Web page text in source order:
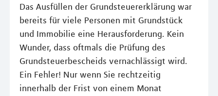
Das Ausfüllen der Grundsteuererklärung war
bereits für viele Personen mit Grundstück
und Immobilie eine Herausforderung. Kein
Wunder, dass oftmals die Prüfung des
Grundsteuerbescheids vernachlässigt wird.
Ein Fehler! Nur wenn Sie rechtzeitig
innerhalb der Frist von einem Monat